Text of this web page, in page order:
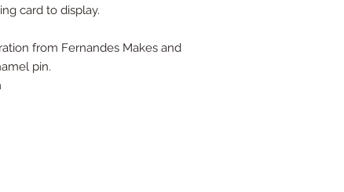
card to display.
from Fernandes Makes and
pin.